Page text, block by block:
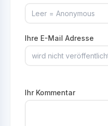
Ihre E-Mail Adresse
Ihr Kommentar